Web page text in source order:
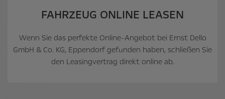
FAHRZEUG ONLINE LEASEN
Wenn Sie das perfekte Online-Angebot bei Ernst Dello
GmbH & Co. KG, Eppendorf gefunden haben, schließen Sie
den Leasingvertrag direkt online ab.